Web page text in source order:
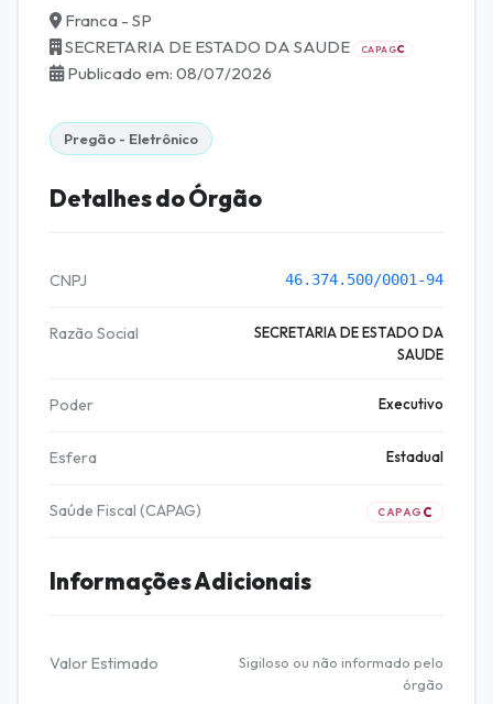
Franca - SP
SECRETARIA DE ESTADO DA SAUDE
CAPAGC
Publicado em: 08/07/2026
Pregão - Eletrônico
Detalhes do Órgão
CNPJ 46.374.500/0001-94
Razão Social
SECRETARIA DE ESTADO DA
SAUDE
Poder Executivo
Esfera Estadual
Saúde Fiscal (CAPAG) CAPAG C
Informações Adicionais
Valor Estimado
Sigiloso ou não informado pelo
órgão